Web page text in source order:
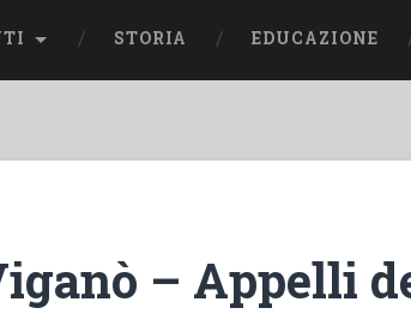
STORIA EDUCAZIONE
– Appelli